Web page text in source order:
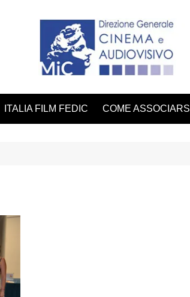
ITALIA FILM FEDIC COME ASSOCIARSI